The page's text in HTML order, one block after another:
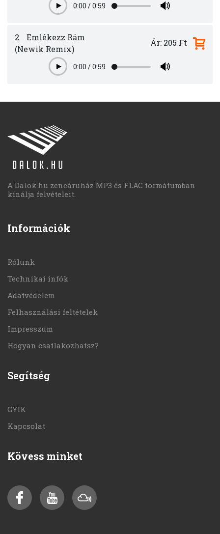
Play0:00 /0:59
2
Emlékezz Rám
(Newik Remix)
Play0:00 /0:59
Ár: 205 Ft
A Dalok.hu zeneáruház MP3 és FLAC formátumban
kínálja felvételeit.
Információk
Rólunk
Technikai infók
Adatvédelem
Felhasználási feltételek
Impresszum
Hogyan csatlakozhatsz?
Segítség
GYIK
Kapcsolat
Kövess minket